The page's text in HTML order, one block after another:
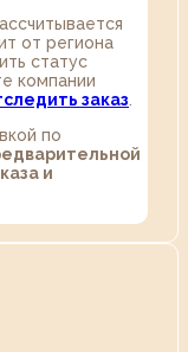
от региона
статус
компании
заказ
по
и